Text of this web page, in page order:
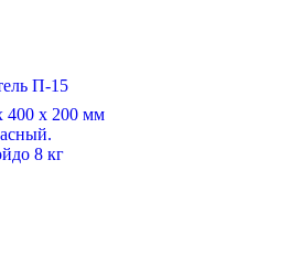
П-15
400 х 200 мм
до 8 кг